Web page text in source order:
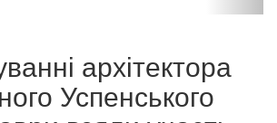
архітектора
Успенського